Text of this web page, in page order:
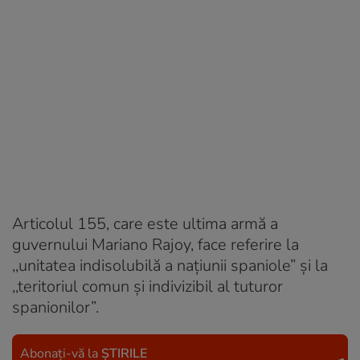
Articolul 155, care este ultima armă a
guvernului Mariano Rajoy, face referire la
,,unitatea indisolubilă a națiunii spaniole” și la
,,teritoriul comun și indivizibil al tuturor
spanionilor”.
Abonați-vă la ȘTIRILE